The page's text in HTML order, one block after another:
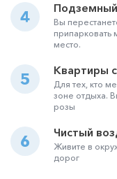
4
Вы
припарковать
место.
5 Квартиры
Для тех, кто
зоне отдыха.
розы
6 Чистый
Живите в
дорог